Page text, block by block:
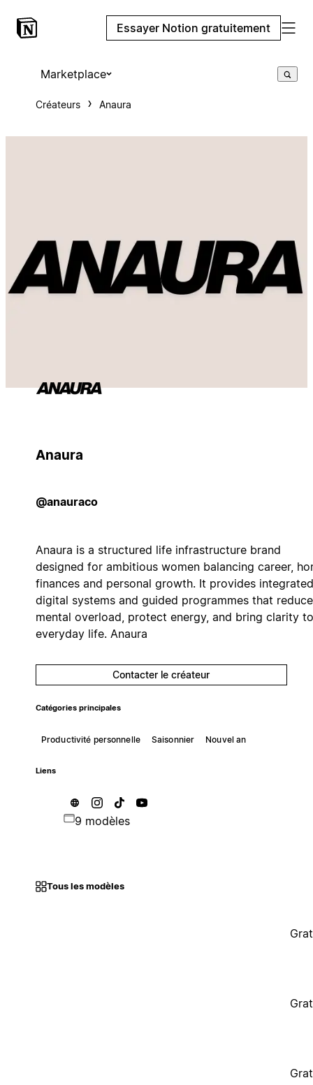
Essayer Notion gratuitement
Marketplace
Créateurs Anaura
Anaura
@anauraco
Anaura is a structured life infrastructure brand
designed for ambitious women balancing career,
finances and personal growth. It provides integrated
digital systems and guided programmes that reduce
mental overload, protect energy, and bring clarity to
everyday life. Anaura
Contacter le créateur
Catégories principales
Productivité personnelle Saisonnier Nouvel an
Liens
9 modèles
Tous les modèles